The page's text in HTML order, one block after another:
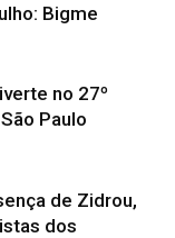
Bigme
no 27º
Paulo
de Zidrou,
dos